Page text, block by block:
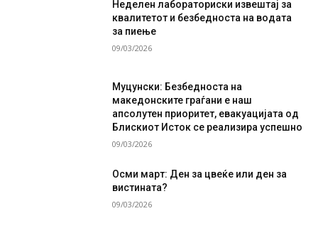
Неделен лабораториски извештај за
квалитетот и безбедноста на водата
за пиење
09/03/2026
Муцунски: Безбедноста на
македонските граѓани е наш
апсолутен приоритет, евакуацијата од
Блискиот Исток се реализира успешно
09/03/2026
Осми март: Ден за цвеќе или ден за
вистината?
09/03/2026